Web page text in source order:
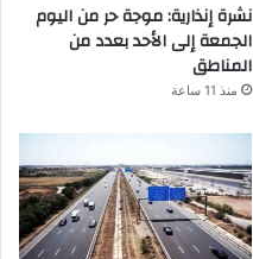
نشرة إنذارية: موجة حر من اليوم
الجمعة إلى الأحد بعدد من
المناطق
منذ 11 ساعة